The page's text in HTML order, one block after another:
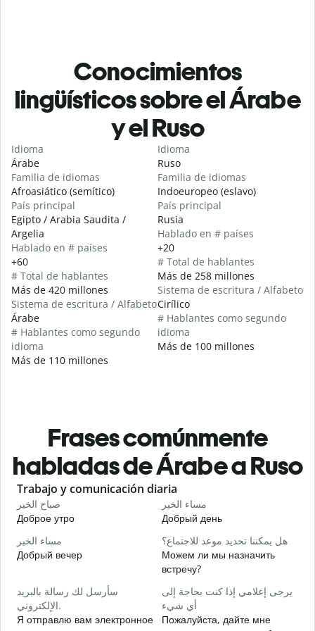
Conocimientos
lingüísticos sobre el Árabe
y el Ruso
Idioma
Árabe
Familia de idiomas
Afroasiático (semítico)
País principal
Egipto / Arabia Saudita /
Argelia
Hablado en # países
+60
# Total de hablantes
Más de 420 millones
Sistema de escritura / Alfabeto
Árabe
# Hablantes como segundo
idioma
Más de 110 millones
Idioma
Ruso
Familia de idiomas
Indoeuropeo (eslavo)
País principal
Rusia
Hablado en # países
+20
# Total de hablantes
Más de 258 millones
Sistema de escritura / Alfabeto
Cirílico
# Hablantes como segundo
idioma
Más de 100 millones
Frases comúnmente
habladas de Árabe a Ruso
Slide 1 of 6
Trabajo y comunicación diaria
صباح الخير
Доброе утро
مساء الخير
Добрый день
مساء الخير
Добрый вечер
هل يمكننا تحديد موعد للاجتماع؟
Можем ли мы назначить
встречу?
سأرسل لك رسالة بالبريد
الإلكتروني.
Я отправлю вам электронное
يرجى إعلامي إذا كنت بحاجة إلى
أي شيء
Пожалуйста, дайте мне